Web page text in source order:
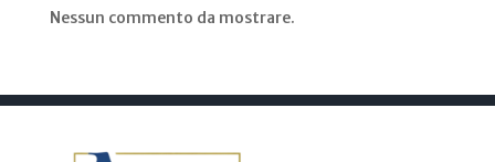
Nessun commento da mostrare.